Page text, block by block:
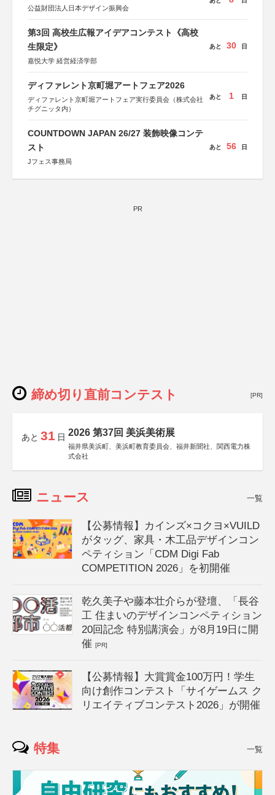
公益財団法人日本デザイン振興会
第3回 高校生広報アイデアコンテスト《高校
生限定》
嘉悦大学 経営経済学部
あと 30 日
ディファレント京町堀アートフェア2026
ディファレント京町堀アートフェア実行委員会（株式会社
チグニッタ内）
あと 1 日
COUNTDOWN JAPAN 26/27 装飾映像コンテ
スト
Jフェス事務局
あと 56 日
PR
締め切り直前コンテスト [PR]
あと 31 日 2026 第37回 美浜美術展
福井県美浜町、美浜町教育委員会、福井新聞社、関西電力株
式会社
ニュース 一覧
【公募情報】カインズ×コクヨ×VUILD
がタッグ、家具・木工品デザインコン
ペティション「CDM Digi Fab
COMPETITION 2026」を初開催
乾久美子や藤本壮介らが登壇、「長谷
工 住まいのデザインコンペティション
20回記念 特別講演会」が8月19日に開
催[PR]
【公募情報】大賞賞金100万円！学生
向け創作コンテスト「サイゲームス ク
リエイティブコンテスト2026」が開催
特集 一覧